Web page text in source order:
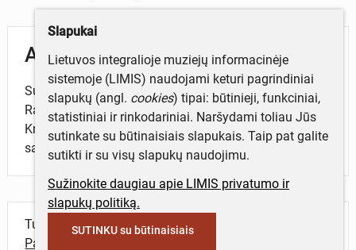
Aprašymas
Su kilpute. Priekinėje pusėje dekoruota gėlės motyvais.
Rasta Perkasoje 77, 2018 m. Zapyškio Šv. Jono
Krikštytojo bažnyčios (972) Zapyškio mstl., Kauno r.
sav., tyrimų metu. Vad. J. Račas.
Turite daugiau informacijos apie objektą?
Parašykite mums!
Slapukai
Lietuvos integralioje muziejų informacinėje
sistemoje (LIMIS) naudojami keturi pagrindiniai
slapukų (angl. cookies) tipai: būtinieji, funkciniai,
statistiniai ir rinkodariniai. Naršydami toliau Jūs
sutinkate su būtinaisiais slapukais. Taip pat galite
sutikti ir su visų slapukų naudojimu.
Sužinokite daugiau apie LIMIS privatumo ir
slapukų politiką.
SUTINKU su būtinaisiais